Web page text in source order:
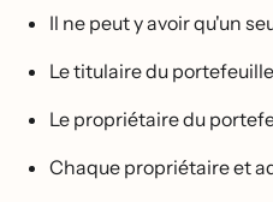
Il ne peut y avoir qu'un
Le titulaire du
Le propriétaire du
Chaque propriétaire et